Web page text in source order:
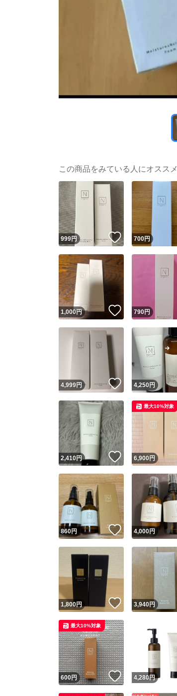
この商品をみている人にオススメ
999円 いいね！
700円
1,000円 いいね！
790円
4,999 円 いいね！
4,250円
2,410円 いいね！
6,900円
最大10%対象
860円 いいね！
4,000円
1,800円 いいね！
3,940円
600円 いいね！
最大10%対象
4,280円